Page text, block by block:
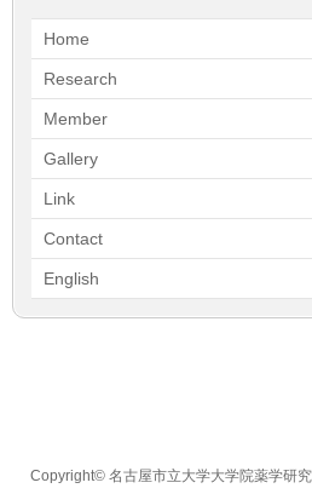
Home
Research
Member
Gallery
Link
Contact
English
Copyright© 名古屋市立大学大学院薬学研